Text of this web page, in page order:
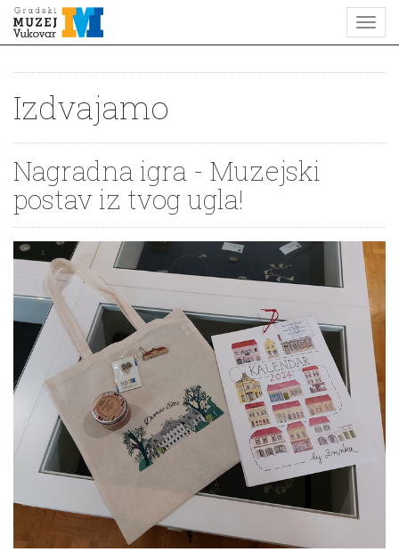
Izdvajamo
Nagradna igra - Muzejski
postav iz tvog ugla!